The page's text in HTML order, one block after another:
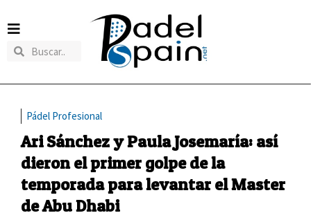
Pádel Profesional
Ari Sánchez y Paula Josemaría: así
dieron el primer golpe de la
temporada para levantar el Master
de Abu Dhabi